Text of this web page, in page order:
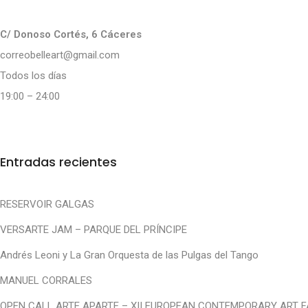
C/ Donoso Cortés, 6 Cáceres
correobelleart@gmail.com
Todos los días
19:00 – 24:00
Entradas recientes
RESERVOIR GALGAS
VERSARTE JAM – PARQUE DEL PRÍNCIPE
Andrés Leoni y La Gran Orquesta de las Pulgas del Tango
MANUEL CORRALES